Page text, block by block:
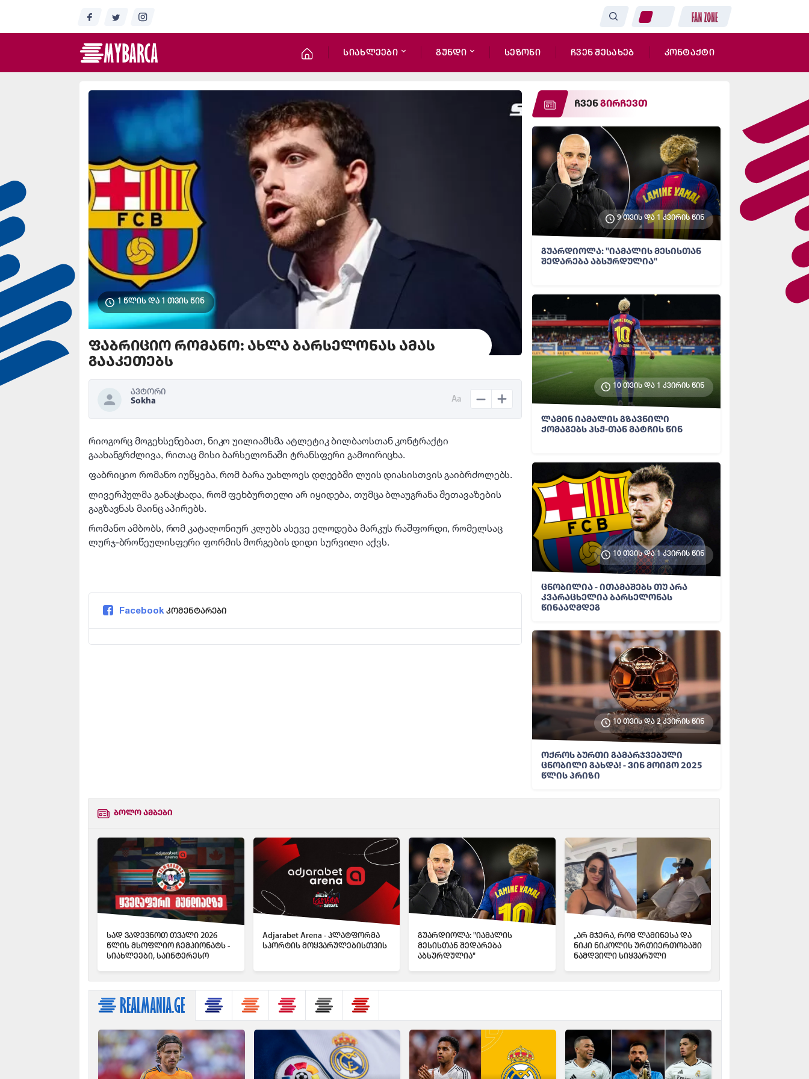
სიახლეები გუნდი სეზონი ჩვენ შესახებ კონტაქტი
1 წლის და 1 თვის წინ
ფაბრიციო რომანო: ახლა ბარსელონას ამას
გააკეთებს
ავტორი
Sokha
Aa
რიოგორც მოგეხსენებათ, ნიკო უილიამსმა ატლეტიკ ბილბაოსთან კონტრაქტი
გაახანგრძლივა, რითაც მისი ბარსელონაში ტრანსფერი გამოირიცხა.
ფაბრიციო რომანო იუწყება, რომ ბარა უახლოეს დღეებში ლუის დიასისთვის გაიბრძოლებს.
ლივერპულმა განაცხადა, რომ ფეხბურთელი არ იყიდება, თუმცა ბლაუგრანა შეთავაზების
გაგზავნას მაინც აპირებს.
რომანო ამბობს, რომ კატალონიურ კლუბს ასევე ელოდება მარკუს რაშფორდი, რომელსაც
ლურჯ-ბროწეულისფერი ფორმის მორგების დიდი სურვილი აქვს.
Facebook კომენტარები
ჩვენგირჩევთ
9 თვის და 1 კვირის წინ
გუარდიოლა: "იამალის მესისთან
შედარება აბსურდულია"
10 თვის და 1 კვირის წინ
ლამინ იამალის გზავნილი
ქომაგებს პსჟ-თან მატჩის წინ
10 თვის და 1 კვირის წინ
ცნობილია - ითამაშებს თუ არა
კვარაცხელია ბარსელონას
წინააღმდეგ
10 თვის და 2 კვირის წინ
ოქროს ბურთი გამარჯვებული
ცნობილი გახდა! - ვინ მოიგო 2025
წლის პრიზი
ბოლო ამბები
სად ვადევნოთ თვალი 2026
წლის მსოფლიო ჩემპიონატს -
სიახლეები, საინტერესო
Adjarabet Arena - პლატფორმა
სპორტის მოყვარულებისთვის
გუარდიოლა: "იამალის
მესისთან შედარება
აბსურდულია"
„არ მჯერა, რომ ლამინესა და
ნიკი ნიკოლის ურთიერთობაში
ნამდვილი სიყვარული
REALMANIA.GE